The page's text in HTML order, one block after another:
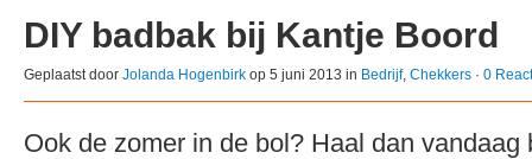
DIY badbak bij Kantje Boord
Geplaatst door Jolanda Hogenbirk op 5 juni 2013 in Bedrijf, Chekkers · 0
Ook de zomer in de bol? Haal dan vandaag